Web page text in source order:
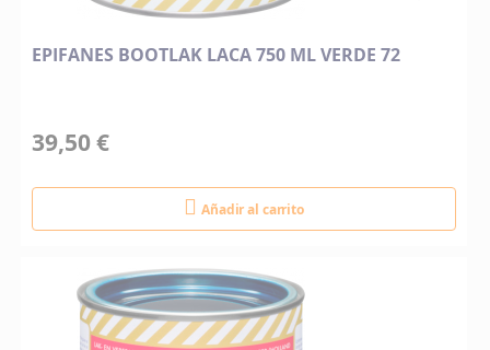
EPIFANES BOOTLAK LACA 750 ML VERDE 72
39,50 €
Añadir al carrito